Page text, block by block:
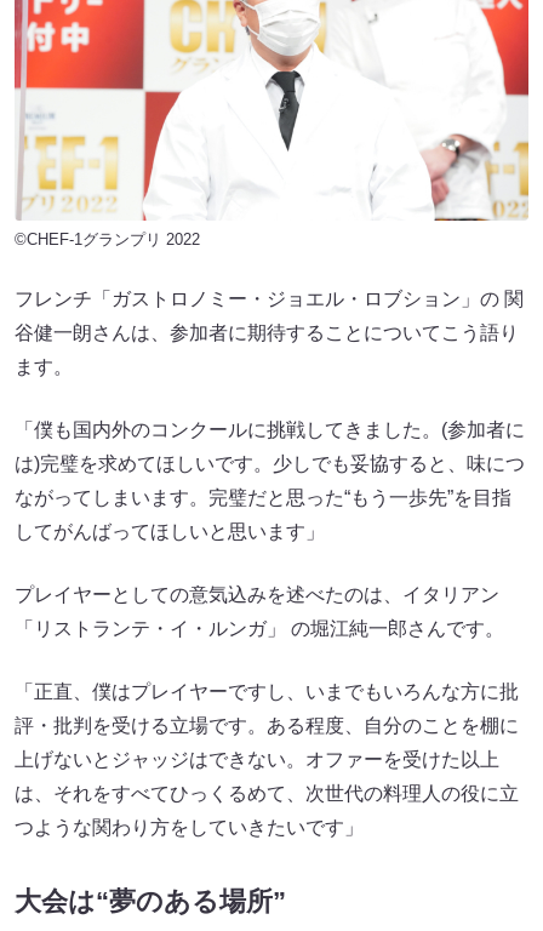
©CHEF-1グランプリ 2022
フレンチ「ガストロノミー・ジョエル・ロブション」の 関
谷健一朗さんは、参加者に期待することについてこう語り
ます。
「僕も国内外のコンクールに挑戦してきました。(参加者に
は)完璧を求めてほしいです。少しでも妥協すると、味につ
ながってしまいます。完璧だと思った“もう一歩先”を目指
してがんばってほしいと思います」
プレイヤーとしての意気込みを述べたのは、イタリアン
「リストランテ・イ・ルンガ」 の堀江純一郎さんです。
「正直、僕はプレイヤーですし、いまでもいろんな方に批
評・批判を受ける立場です。ある程度、自分のことを棚に
上げないとジャッジはできない。オファーを受けた以上
は、それをすべてひっくるめて、次世代の料理人の役に立
つような関わり方をしていきたいです」
大会は“夢のある場所”